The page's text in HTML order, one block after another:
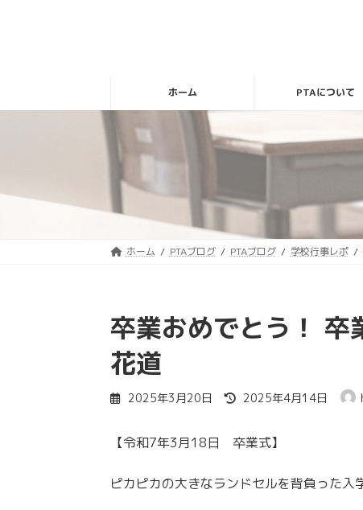
ホーム PTAについて
ホーム PTAブログ PTAブログ 学校行事レポ
卒業おめでとう！ 卒
花道
2025年3月20日
最
新
時
:
2025年4月14日
【令和7年3月18日 卒業式】
ピカピカの大きなランドセルを背負った入